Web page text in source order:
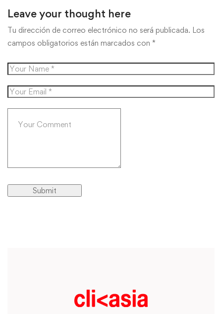
Leave your thought here
Tu dirección de correo electrónico no será publicada. Los
campos obligatorios están marcados con *